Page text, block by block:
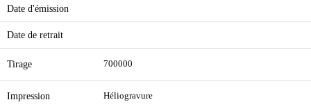
Date d'émission
Date de retrait
Tirage 700000
Impression Héliogravure